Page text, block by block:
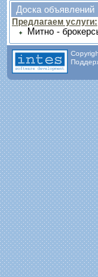
Доска объявлений
Предлагаем услуги:
Митно -